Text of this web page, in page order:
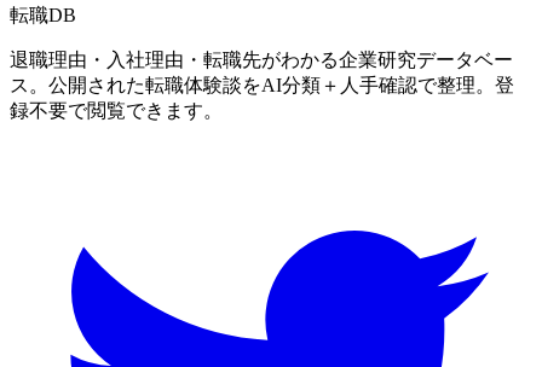
転職DB
退職理由・入社理由・転職先がわかる企業研究データベー
ス。公開された転職体験談をAI分類＋人手確認で整理。登
録不要で閲覧できます。